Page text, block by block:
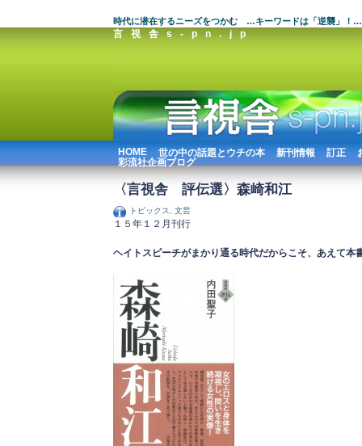
時代に潜在するニーズをつかむ …キーワードは「逆襲」！…
言視舎s-pn.jp
HOME 世の中の話題とウチの本 新刊情報 訂正
彩流社企画ブログ
〈言視舎 評伝選〉森崎和江
トピックス, 文芸
１５年１２月刊行
ヘイトスピーチがまかり通る時代だからこそ、あえて本